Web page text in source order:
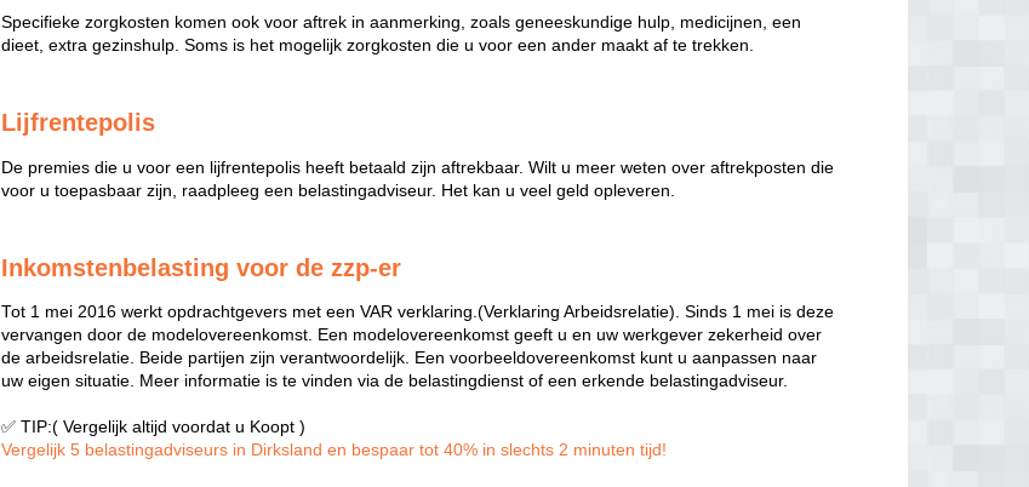
Specifieke zorgkosten komen ook voor aftrek in aanmerking, zoals geneeskundige hulp, medicijnen, een
dieet, extra gezinshulp. Soms is het mogelijk zorgkosten die u voor een ander maakt af te trekken.
Lijfrentepolis
De premies die u voor een lijfrentepolis heeft betaald zijn aftrekbaar. Wilt u meer weten over aftrekposten die
voor u toepasbaar zijn, raadpleeg een belastingadviseur. Het kan u veel geld opleveren.
Inkomstenbelasting voor de zzp-er
Tot 1 mei 2016 werkt opdrachtgevers met een VAR verklaring.(Verklaring Arbeidsrelatie). Sinds 1 mei is deze
vervangen door de modelovereenkomst. Een modelovereenkomst geeft u en uw werkgever zekerheid over
de arbeidsrelatie. Beide partijen zijn verantwoordelijk. Een voorbeeldovereenkomst kunt u aanpassen naar
uw eigen situatie. Meer informatie is te vinden via de belastingdienst of een erkende belastingadviseur.
✅ TIP:( Vergelijk altijd voordat u Koopt )
Vergelijk 5 belastingadviseurs in Dirksland en bespaar tot 40% in slechts 2 minuten tijd!